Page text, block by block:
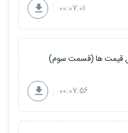
00:07:01
قیمت ها (قسمت سوم)
00:07:56